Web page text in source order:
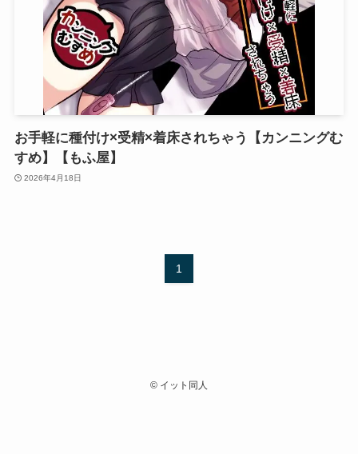
お手軽に種付け×受精×着床されちゃう【カンニングむ
すめ】【もふ屋】
2026年4月18日
1
© イット同人